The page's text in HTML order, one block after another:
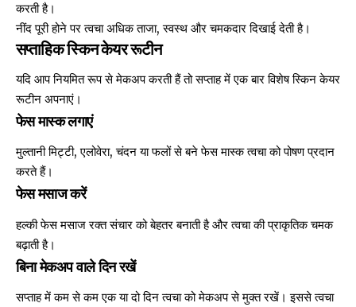
करती है।
नींद पूरी होने पर त्वचा अधिक ताजा, स्वस्थ और चमकदार दिखाई देती है।
सप्ताहिक स्किन केयर रूटीन
यदि आप नियमित रूप से मेकअप करती हैं तो सप्ताह में एक बार विशेष स्किन केयर
रूटीन अपनाएं।
फेस मास्क लगाएं
मुल्तानी मिट्टी, एलोवेरा, चंदन या फलों से बने फेस मास्क त्वचा को पोषण प्रदान
करते हैं।
फेस मसाज करें
हल्की फेस मसाज रक्त संचार को बेहतर बनाती है और त्वचा की प्राकृतिक चमक
बढ़ाती है।
बिना मेकअप वाले दिन रखें
सप्ताह में कम से कम एक या दो दिन त्वचा को मेकअप से मुक्त रखें। इससे त्वचा